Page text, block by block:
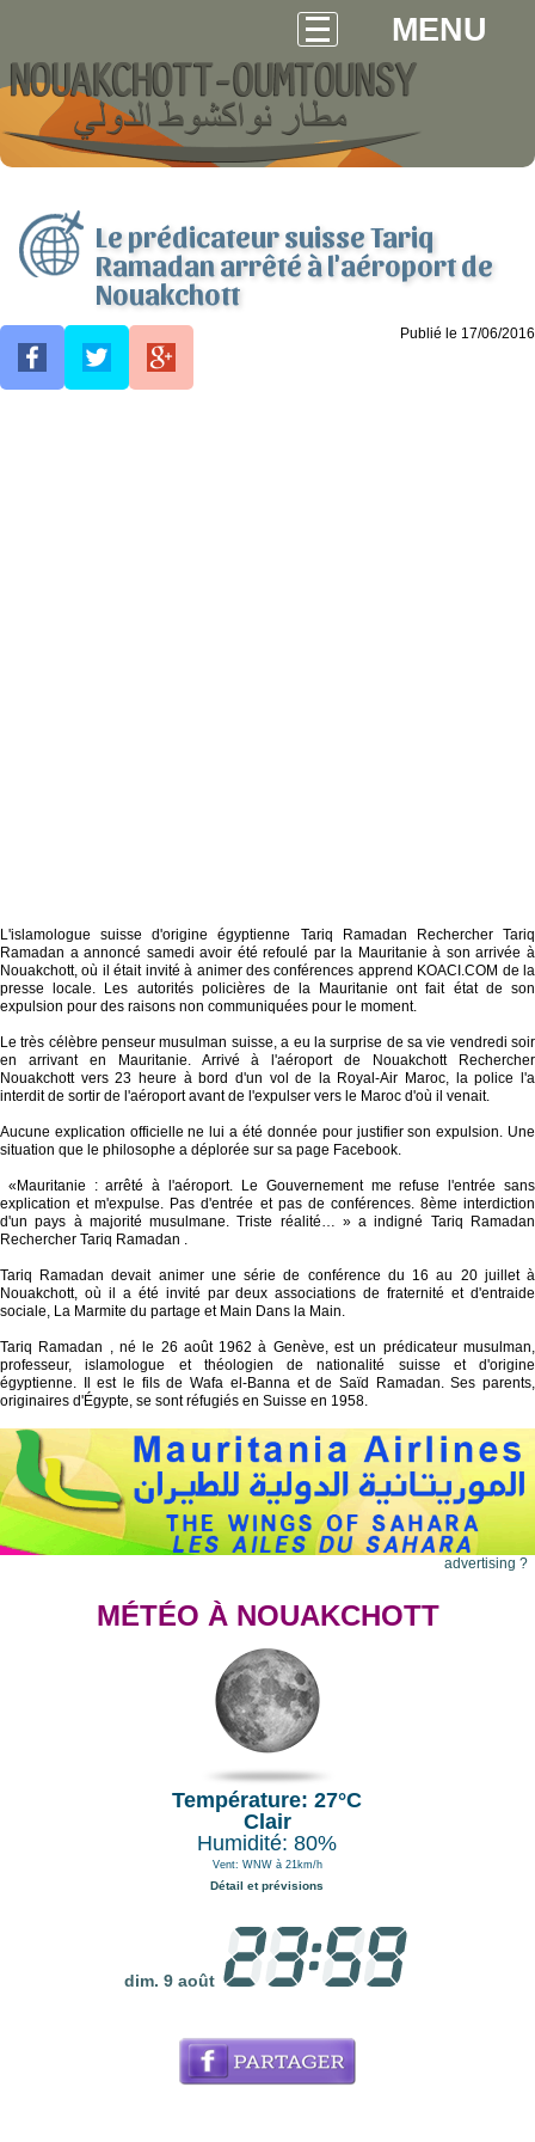
MENU
Le prédicateur suisse Tariq
Ramadan arrêté à l'aéroport de
Nouakchott
Publié le 17/06/2016
L'islamologue suisse d'origine égyptienne Tariq Ramadan Rechercher Tariq
Ramadan a annoncé samedi avoir été refoulé par la Mauritanie à son arrivée à
Nouakchott, où il était invité à animer des conférences apprend KOACI.COM de la
presse locale. Les autorités policières de la Mauritanie ont fait état de son
expulsion pour des raisons non communiquées pour le moment.
Le très célèbre penseur musulman suisse, a eu la surprise de sa vie vendredi soir
en arrivant en Mauritanie. Arrivé à l'aéroport de Nouakchott Rechercher
Nouakchott vers 23 heure à bord d'un vol de la Royal-Air Maroc, la police l'a
interdit de sortir de l'aéroport avant de l'expulser vers le Maroc d'où il venait.
Aucune explication officielle ne lui a été donnée pour justifier son expulsion. Une
situation que le philosophe a déplorée sur sa page Facebook.
«Mauritanie : arrêté à l'aéroport. Le Gouvernement me refuse l'entrée sans
explication et m'expulse. Pas d'entrée et pas de conférences. 8ème interdiction
d'un pays à majorité musulmane. Triste réalité… » a indigné Tariq Ramadan
Rechercher Tariq Ramadan .
Tariq Ramadan devait animer une série de conférence du 16 au 20 juillet à
Nouakchott, où il a été invité par deux associations de fraternité et d'entraide
sociale, La Marmite du partage et Main Dans la Main.
Tariq Ramadan , né le 26 août 1962 à Genève, est un prédicateur musulman,
professeur, islamologue et théologien de nationalité suisse et d'origine
égyptienne. Il est le fils de Wafa el-Banna et de Saïd Ramadan. Ses parents,
originaires d'Égypte, se sont réfugiés en Suisse en 1958.
advertising ?
MÉTÉO À NOUAKCHOTT
Température: 27°C
Clair
Humidité: 80%
Vent: WNW à 21km/h
Détail et prévisions
dim. 9 août